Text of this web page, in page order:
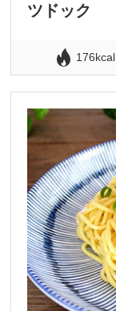
ツドック
176kcal